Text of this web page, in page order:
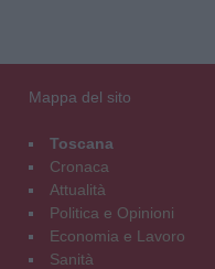
Mappa del sito
Toscana
Cronaca
Attualità
Politica e Opinioni
Economia e Lavoro
Sanità